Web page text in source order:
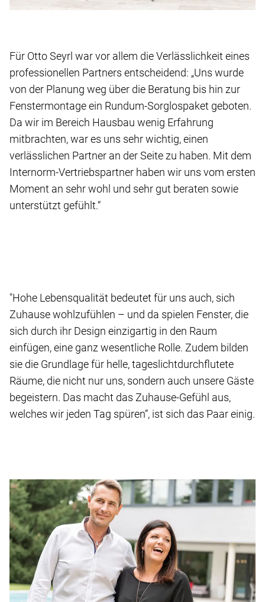
Für Otto Seyrl war vor allem die Verlässlichkeit eines
professionellen Partners entscheidend: „Uns wurde
von der Planung weg über die Beratung bis hin zur
Fenstermontage ein Rundum-Sorglospaket geboten.
Da wir im Bereich Hausbau wenig Erfahrung
mitbrachten, war es uns sehr wichtig, einen
verlässlichen Partner an der Seite zu haben. Mit dem
Internorm-Vertriebspartner haben wir uns vom ersten
Moment an sehr wohl und sehr gut beraten sowie
unterstützt gefühlt.“
"Hohe Lebensqualität bedeutet für uns auch, sich
Zuhause wohlzufühlen – und da spielen Fenster, die
sich durch ihr Design einzigartig in den Raum
einfügen, eine ganz wesentliche Rolle. Zudem bilden
sie die Grundlage für helle, tageslichtdurchflutete
Räume, die nicht nur uns, sondern auch unsere Gäste
begeistern. Das macht das Zuhause-Gefühl aus,
welches wir jeden Tag spüren“, ist sich das Paar einig.